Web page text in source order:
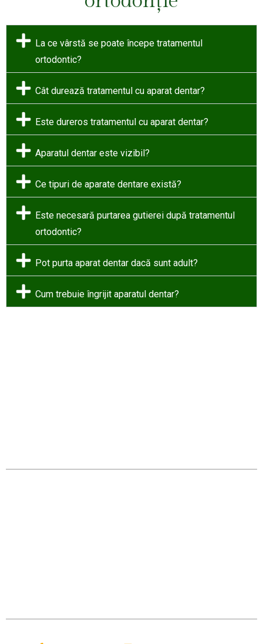
La ce vârstă se poate începe tratamentul
ortodontic?
Cât durează tratamentul cu aparat dentar?
Este dureros tratamentul cu aparat dentar?
Aparatul dentar este vizibil?
Ce tipuri de aparate dentare există?
Este necesară purtarea gutierei după tratamentul
ortodontic?
Pot purta aparat dentar dacă sunt adult?
Cum trebuie îngrijit aparatul dentar?